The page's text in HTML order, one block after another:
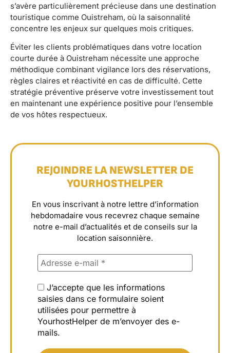
s’avère particulièrement précieuse dans une destination
touristique comme Ouistreham, où la saisonnalité
concentre les enjeux sur quelques mois critiques.
Éviter les clients problématiques dans votre location
courte durée à Ouistreham nécessite une approche
méthodique combinant vigilance lors des réservations,
règles claires et réactivité en cas de difficulté. Cette
stratégie préventive préserve votre investissement tout
en maintenant une expérience positive pour l’ensemble
de vos hôtes respectueux.
REJOINDRE LA NEWSLETTER DE
YOURHOSTHELPER
En vous inscrivant à notre lettre d’information
hebdomadaire vous recevrez chaque semaine
notre e-mail d’actualités et de conseils sur la
location saisonnière.
J’accepte que les informations
saisies dans ce formulaire soient
utilisées pour permettre à
YourhostHelper de m’envoyer des e-
mails.